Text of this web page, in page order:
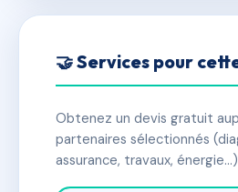
🤝 Services pour
Obtenez un devis gratuit
partenaires sélectionnés
assurance, travaux,